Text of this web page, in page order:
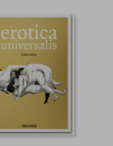
50%
dcto.